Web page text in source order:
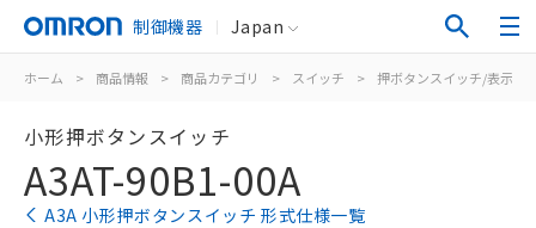
制御機器 Japan
ホーム > 商品情報 > 商品カテゴリ > スイッチ > 押ボタンスイッチ/表示灯
小形押ボタンスイッチ
A3AT-90B1-00A
A3A 小形押ボタンスイッチ 形式仕様一覧